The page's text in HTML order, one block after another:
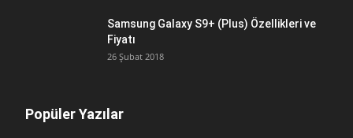
Samsung Galaxy S9+ (Plus) Özellikleri ve
Fiyatı
26 Şubat 2018
Popüler Yazılar